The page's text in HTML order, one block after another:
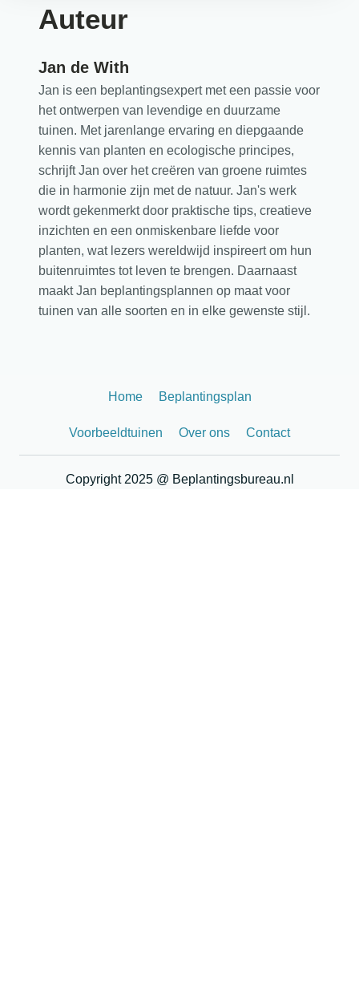
Auteur
Jan de With
Jan is een beplantingsexpert met een passie voor
het ontwerpen van levendige en duurzame
tuinen. Met jarenlange ervaring en diepgaande
kennis van planten en ecologische principes,
schrijft Jan over het creëren van groene ruimtes
die in harmonie zijn met de natuur. Jan's werk
wordt gekenmerkt door praktische tips, creatieve
inzichten en een onmiskenbare liefde voor
planten, wat lezers wereldwijd inspireert om hun
buitenruimtes tot leven te brengen. Daarnaast
maakt Jan beplantingsplannen op maat voor
tuinen van alle soorten en in elke gewenste stijl.
Home Beplantingsplan
Voorbeeldtuinen Over ons Contact
Copyright 2025 @ Beplantingsbureau.nl